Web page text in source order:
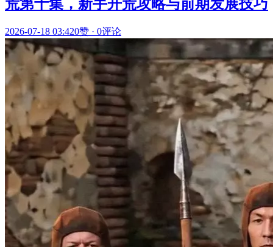
荒第十集，新手开荒攻略与前期发展技巧
2026-07-18 03:420赞 · 0评论